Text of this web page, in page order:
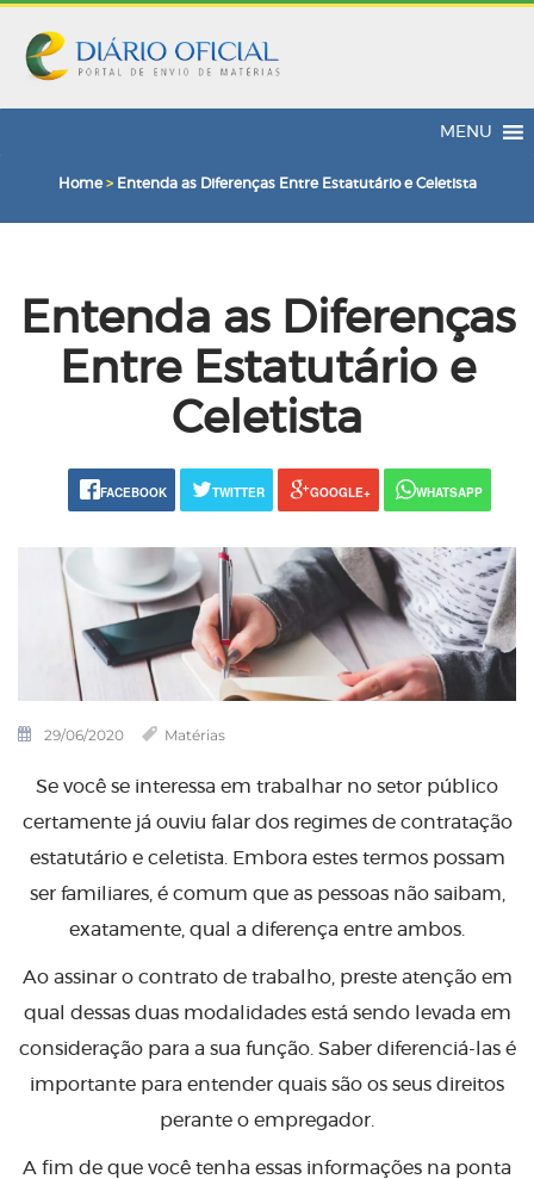
MENU
Home> Entenda as Diferenças Entre Estatutário e Celetista
Entenda as Diferenças
Entre Estatutário e
Celetista
FACEBOOK TWITTER GOOGLE+ WHATSAPP
29/06/2020 Matérias
Se você se interessa em trabalhar no setor público
certamente já ouviu falar dos regimes de contratação
estatutário e celetista. Embora estes termos possam
ser familiares, é comum que as pessoas não saibam,
exatamente, qual a diferença entre ambos.
Ao assinar o contrato de trabalho, preste atenção em
qual dessas duas modalidades está sendo levada em
consideração para a sua função. Saber diferenciá-las é
importante para entender quais são os seus direitos
perante o empregador.
A fim de que você tenha essas informações na ponta